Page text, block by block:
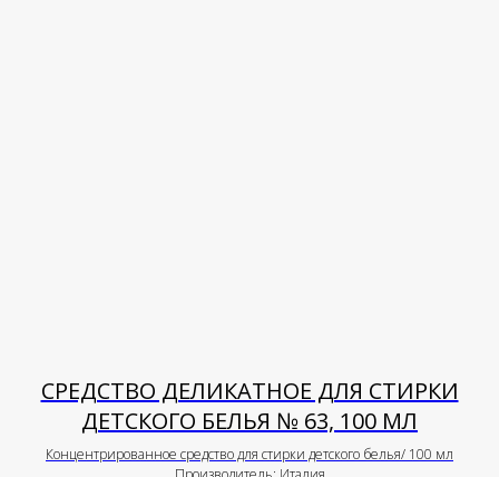
СРЕДСТВО ДЕЛИКАТНОЕ ДЛЯ СТИРКИ
ДЕТСКОГО БЕЛЬЯ № 63, 100 МЛ
Концентрированное средство для стирки детского белья/ 100 мл